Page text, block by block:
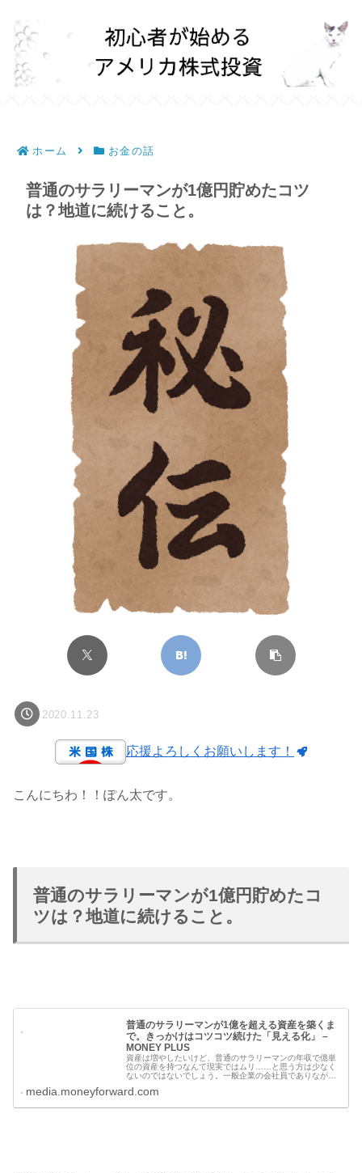
ホーム お金の話
普通のサラリーマンが1億円貯めたコツ
は？地道に続けること。
2020.11.23
応援よろしくお願いします！
こんにちわ！！ぽん太です。
普通のサラリーマンが1億円貯めたコ
ツは？地道に続けること。
普通のサラリーマンが1億を超える資産を築くま
で。きっかけはコツコツ続けた「見える化」 –
MONEY PLUS
資産は増やしたいけど、普通のサラリーマンの年収で億単
位の資産を持つなんて現実ではムリ……と思う方は少なく
ないのではないでしょう。一般企業の会社員でありなが
media.moneyforward.com